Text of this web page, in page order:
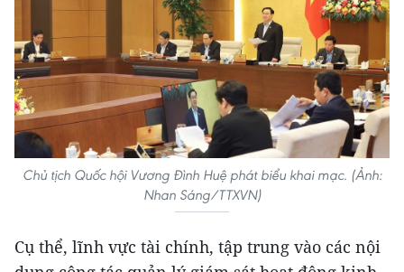
Chủ tịch Quốc hội Vương Đình Huệ phát biểu khai mạc. (Ảnh:
Nhan Sáng/TTXVN)
Cụ thể, lĩnh vực tài chính, tập trung vào các nội